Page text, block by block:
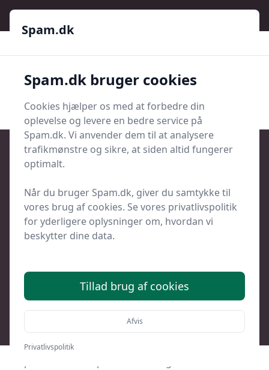
Spam.dk
Søg
Spam
Understøttet af AI
Spam er en af de største udfordringer, når det
kommer til digital kommunikation og sikkerhed.
De fleste af os er bekendt med begrebet, men
hvad er Spam egentlig, og hvorfor er det så
Spam.dk
Spam.dk bruger cookies
Cookies hjælper os med at forbedre din
oplevelse og levere en bedre service på
Spam.dk. Vi anvender dem til at analysere
trafikmønstre og sikre, at siden altid fungerer
optimalt.
Når du bruger Spam.dk, giver du samtykke til
vores brug af cookies. Se vores privatlivspolitik
for yderligere oplysninger om, hvordan vi
beskytter dine data.
Tillad brug af cookies
Afvis
Privatlivspolitik